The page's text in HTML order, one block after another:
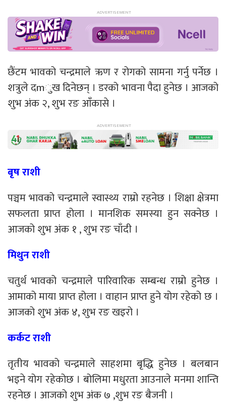
छैंटम भावको चन्द्रमाले ऋण र रोगको सामना गर्नु पर्नेछ ।
शत्रुले दmुख दिनेछन् । डरको भावना पैदा हुनेछ । आजको
शुभ अंक २, शुभ रङ आँकासे ।
बृष राशी
पञ्चम भावको चन्द्रमाले स्वास्थ्य राम्रो रहनेछ । शिक्षा क्षेत्रमा
सफलता प्राप्त होला । मानशिक समस्या हुन सक्नेछ ।
आजको शुभ अंक १ , शुभ रङ चाँदी ।
मिथुन राशी
चतुर्थ भावको चन्द्रमाले पारिवारिक सम्बन्ध राम्रो हुनेछ ।
आमाको माया प्राप्त होला । वाहान प्राप्त हुने योग रहेको छ ।
आजको शुभ अंक ४, शुभ रङ खइरो ।
कर्कट राशी
तृतीय भावको चन्द्रमाले साहशमा बृद्धि हुनेछ । बलबान
भइने योग रहेकोछ । बोलिमा मधुरता आउनाले मनमा शान्ति
रहनेछ । आजको शुभ अंक ७ ,शुभ रङ बैजनी ।